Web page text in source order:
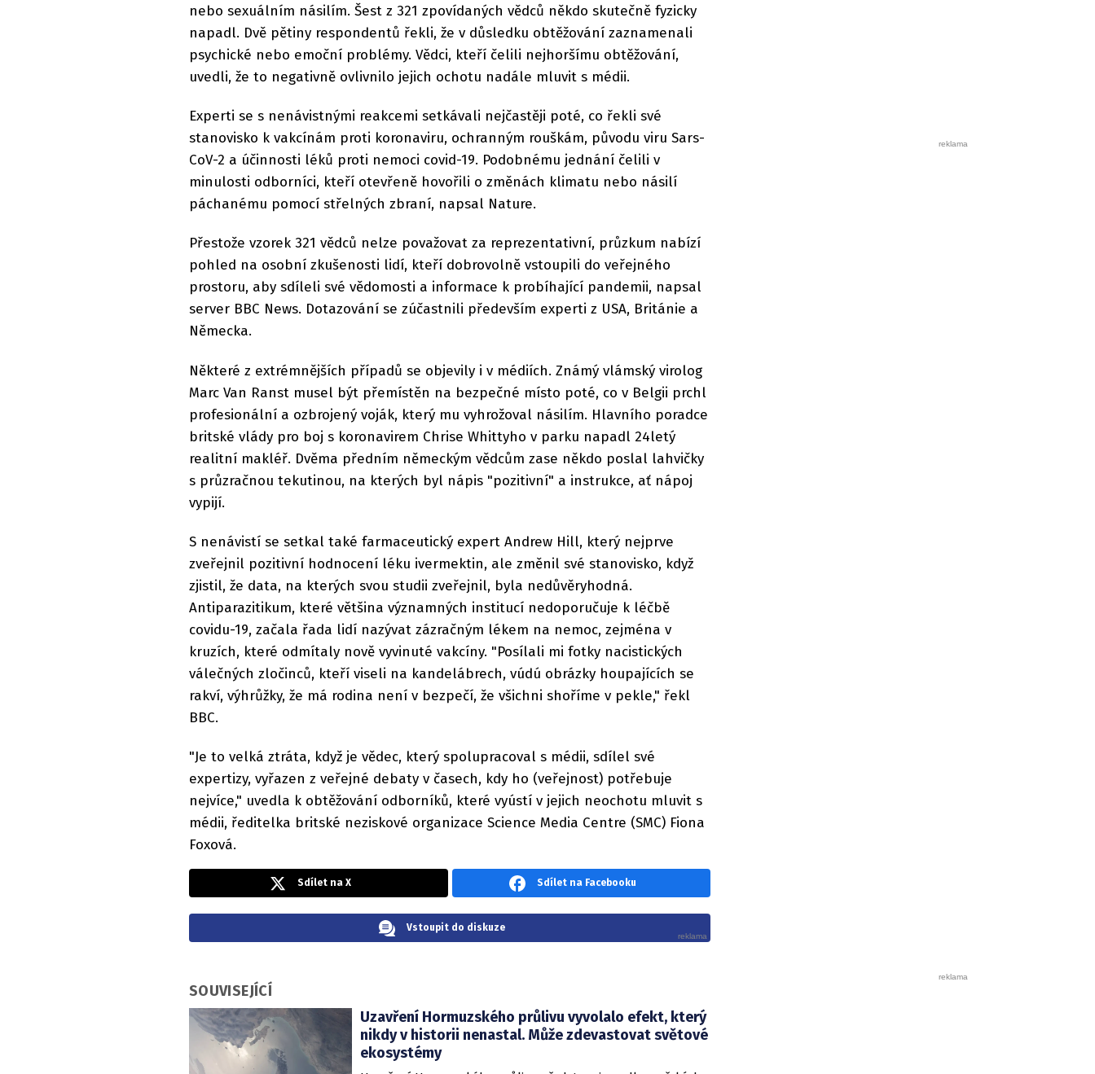
nebo sexuálním násilím. Šest z 321 zpovídaných vědců někdo skutečně fyzicky
napadl. Dvě pětiny respondentů řekli, že v důsledku obtěžování zaznamenali
psychické nebo emoční problémy. Vědci, kteří čelili nejhoršímu obtěžování,
uvedli, že to negativně ovlivnilo jejich ochotu nadále mluvit s médii.
Experti se s nenávistnými reakcemi setkávali nejčastěji poté, co řekli své
stanovisko k vakcínám proti koronaviru, ochranným rouškám, původu viru Sars-
CoV-2 a účinnosti léků proti nemoci covid-19. Podobnému jednání čelili v
minulosti odborníci, kteří otevřeně hovořili o změnách klimatu nebo násilí
páchanému pomocí střelných zbraní, napsal Nature.
Přestože vzorek 321 vědců nelze považovat za reprezentativní, průzkum nabízí
pohled na osobní zkušenosti lidí, kteří dobrovolně vstoupili do veřejného
prostoru, aby sdíleli své vědomosti a informace k probíhající pandemii, napsal
server BBC News. Dotazování se zúčastnili především experti z USA, Británie a
Německa.
Některé z extrémnějších případů se objevily i v médiích. Známý vlámský virolog
Marc Van Ranst musel být přemístěn na bezpečné místo poté, co v Belgii prchl
profesionální a ozbrojený voják, který mu vyhrožoval násilím. Hlavního poradce
britské vlády pro boj s koronavirem Chrise Whittyho v parku napadl 24letý
realitní makléř. Dvěma předním německým vědcům zase někdo poslal lahvičky
s průzračnou tekutinou, na kterých byl nápis "pozitivní" a instrukce, ať nápoj
vypijí.
S nenávistí se setkal také farmaceutický expert Andrew Hill, který nejprve
zveřejnil pozitivní hodnocení léku ivermektin, ale změnil své stanovisko, když
zjistil, že data, na kterých svou studii zveřejnil, byla nedůvěryhodná.
Antiparazitikum, které většina významných institucí nedoporučuje k léčbě
covidu-19, začala řada lidí nazývat zázračným lékem na nemoc, zejména v
kruzích, které odmítaly nově vyvinuté vakcíny. "Posílali mi fotky nacistických
válečných zločinců, kteří viseli na kandelábrech, vúdú obrázky houpajících se
rakví, výhrůžky, že má rodina není v bezpečí, že všichni shoříme v pekle," řekl
BBC.
"Je to velká ztráta, když je vědec, který spolupracoval s médii, sdílel své
expertizy, vyřazen z veřejné debaty v časech, kdy ho (veřejnost) potřebuje
nejvíce," uvedla k obtěžování odborníků, které vyústí v jejich neochotu mluvit s
médii, ředitelka britské neziskové organizace Science Media Centre (SMC) Fiona
Foxová.
Sdílet na X Sdílet na Facebooku
Vstoupit do diskuze
SOUVISEJÍCÍ
Uzavření Hormuzského průlivu vyvolalo efekt, který
nikdy v historii nenastal. Může zdevastovat světové
ekosystémy